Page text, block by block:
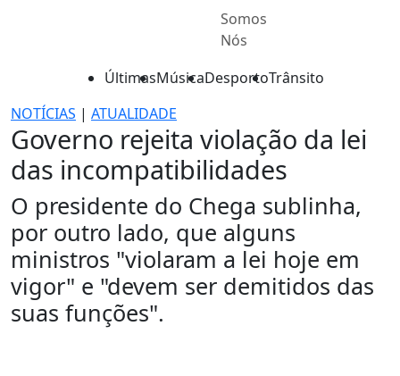
Somos
Nós
ÚltimasMúsicaDesportoTrânsito
NOTÍCIAS | ATUALIDADE
Governo rejeita violação da lei
das incompatibilidades
O presidente do Chega sublinha,
por outro lado, que alguns
ministros "violaram a lei hoje em
vigor" e "devem ser demitidos das
suas funções".